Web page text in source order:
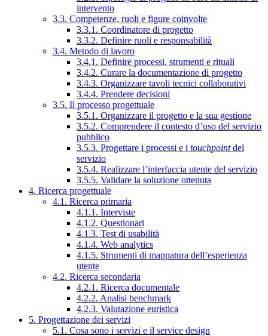
intervento
3.3. Competenze, ruoli e figure coinvolte
3.3.1. Coordinatore di progetto
3.3.2. Definire ruoli e responsabilità
3.4. Metodo di lavoro
3.4.1. Definire processi, strumenti e rituali
3.4.2. Curare la documentazione di progetto
3.4.3. Organizzare tavoli tecnici collaborativi
3.4.4. Prendere decisioni
3.5. Il processo progettuale
3.5.1. Organizzare il progetto e la sua gestione
3.5.2. Comprendere il contesto d’uso del servizio
pubblico
3.5.3. Progettare i processi e i touchpointdel
servizio
3.5.4. Realizzare l’interfaccia utente del servizio
3.5.5. Validare la soluzione ottenuta
4. Ricerca progettuale
4.1. Ricerca primaria
4.1.1. Interviste
4.1.2. Questionari
4.1.3. Test di usabilità
4.1.4. Web analytics
4.1.5. Strumenti di mappatura dell’esperienza
utente
4.2. Ricerca secondaria
4.2.1. Ricerca documentale
4.2.2. Analisi benchmark
4.2.3. Valutazione euristica
5. Progettazione dei servizi
5.1. Cosa sono i servizi e il service design